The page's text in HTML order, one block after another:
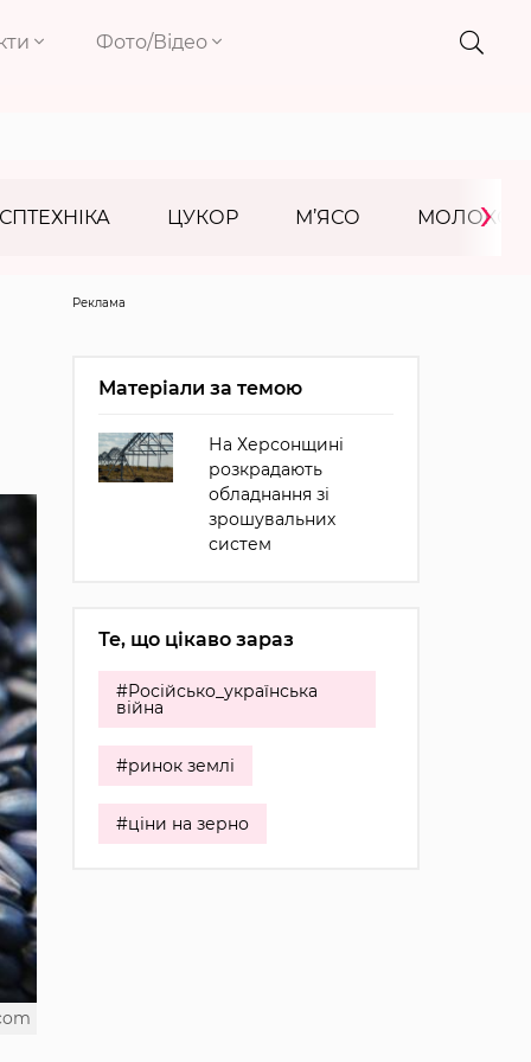
Фото/Відео
ЦУКОР М’ЯСО МОЛОКО
›
Реклама
Матеріали за темою
На Херсонщині
розкрадають
обладнання зі
зрошувальних
систем
Те, що цікаво зараз
#Російсько_українська
війна
#ринок землі
#ціни на зерно